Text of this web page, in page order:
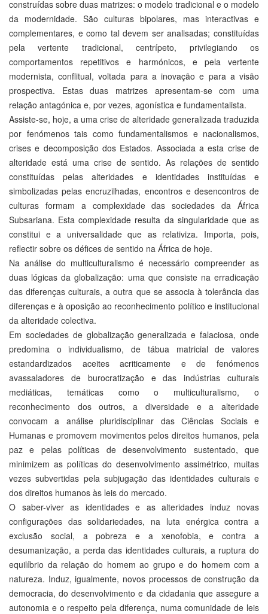
construídas sobre duas matrizes: o modelo tradicional e o modelo
da modernidade. São culturas bipolares, mas interactivas e
complementares, e como tal devem ser analisadas; constituídas
pela vertente tradicional, centrípeto, privilegiando os
comportamentos repetitivos e harmónicos, e pela vertente
modernista, conflitual, voltada para a inovação e para a visão
prospectiva. Estas duas matrizes apresentam-se com uma
relação antagónica e, por vezes, agonística e fundamentalista.
Assiste-se, hoje, a uma crise de alteridade generalizada traduzida
por fenómenos tais como fundamentalismos e nacionalismos,
crises e decomposição dos Estados. Associada a esta crise de
alteridade está uma crise de sentido. As relações de sentido
constituídas pelas alteridades e identidades instituídas e
simbolizadas pelas encruzilhadas, encontros e desencontros de
culturas formam a complexidade das sociedades da África
Subsariana. Esta complexidade resulta da singularidade que as
constitui e a universalidade que as relativiza. Importa, pois,
reflectir sobre os défices de sentido na África de hoje.
Na análise do multiculturalismo é necessário compreender as
duas lógicas da globalização: uma que consiste na erradicação
das diferenças culturais, a outra que se associa à tolerância das
diferenças e à oposição ao reconhecimento político e institucional
da alteridade colectiva.
Em sociedades de globalização generalizada e falaciosa, onde
predomina o individualismo, de tábua matricial de valores
estandardizados aceites acriticamente e de fenómenos
avassaladores de burocratização e das indústrias culturais
mediáticas, temáticas como o multiculturalismo, o
reconhecimento dos outros, a diversidade e a alteridade
convocam a análise pluridisciplinar das Ciências Sociais e
Humanas e promovem movimentos pelos direitos humanos, pela
paz e pelas políticas de desenvolvimento sustentado, que
minimizem as políticas do desenvolvimento assimétrico, muitas
vezes subvertidas pela subjugação das identidades culturais e
dos direitos humanos às leis do mercado.
O saber-viver as identidades e as alteridades induz novas
configurações das solidariedades, na luta enérgica contra a
exclusão social, a pobreza e a xenofobia, e contra a
desumanização, a perda das identidades culturais, a ruptura do
equilíbrio da relação do homem ao grupo e do homem com a
natureza. Induz, igualmente, novos processos de construção da
democracia, do desenvolvimento e da cidadania que assegure a
autonomia e o respeito pela diferença, numa comunidade de leis